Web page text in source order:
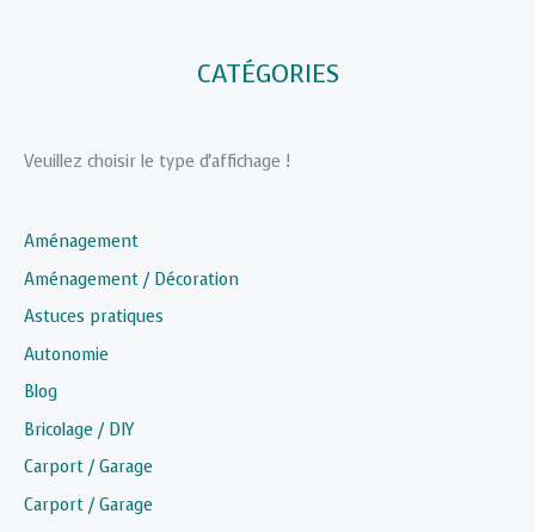
CATÉGORIES
Veuillez choisir le type d'affichage !
Aménagement
Aménagement / Décoration
Astuces pratiques
Autonomie
Blog
Bricolage / DIY
Carport / Garage
Carport / Garage